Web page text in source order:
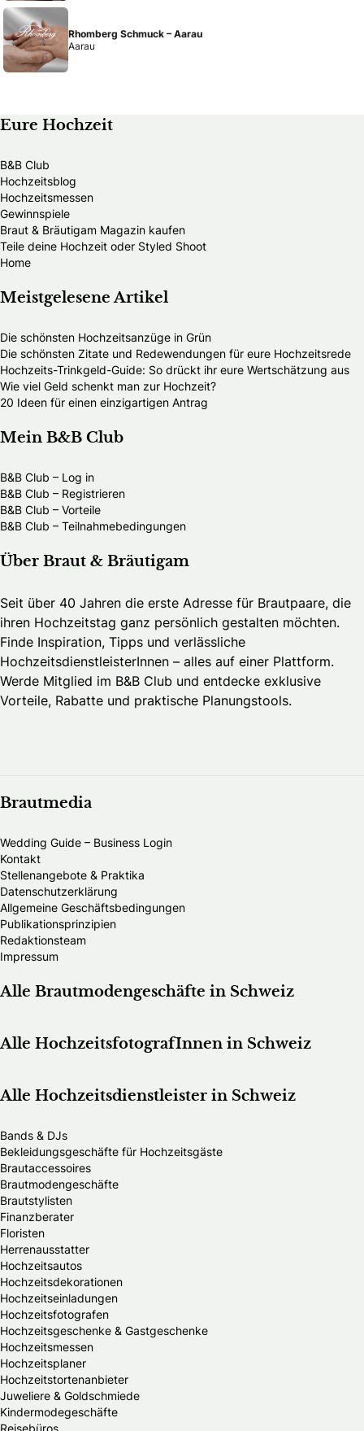
Rhomberg Schmuck – Aarau
Aarau
Eure Hochzeit
B&B Club
Hochzeitsblog
Hochzeitsmessen
Gewinnspiele
Braut & Bräutigam Magazin kaufen
Teile deine Hochzeit oder Styled Shoot
Home
Meistgelesene Artikel
Die schönsten Hochzeitsanzüge in Grün
Die schönsten Zitate und Redewendungen für eure Hochzeitsrede
Hochzeits-Trinkgeld-Guide: So drückt ihr eure Wertschätzung aus
Wie viel Geld schenkt man zur Hochzeit?
20 Ideen für einen einzigartigen Antrag
Mein B&B Club
B&B Club – Log in
B&B Club – Registrieren
B&B Club – Vorteile
B&B Club – Teilnahmebedingungen
Über Braut & Bräutigam
Seit über 40 Jahren die erste Adresse für Brautpaare, die
ihren Hochzeitstag ganz persönlich gestalten möchten.
Finde Inspiration, Tipps und verlässliche
HochzeitsdienstleisterInnen – alles auf einer Plattform.
Werde Mitglied im B&B Club und entdecke exklusive
Vorteile, Rabatte und praktische Planungstools.
Brautmedia
Wedding Guide – Business Login
Kontakt
Stellenangebote & Praktika
Datenschutzerklärung
Allgemeine Geschäftsbedingungen
Publikationsprinzipien
Redaktionsteam
Impressum
Alle Brautmodengeschäfte in Schweiz
Alle HochzeitsfotografInnen in Schweiz
Alle Hochzeitsdienstleister in Schweiz
Bands & DJs
Bekleidungsgeschäfte für Hochzeitsgäste
Brautaccessoires
Brautmodengeschäfte
Brautstylisten
Finanzberater
Floristen
Herrenausstatter
Hochzeitsautos
Hochzeitsdekorationen
Hochzeitseinladungen
Hochzeitsfotografen
Hochzeitsgeschenke & Gastgeschenke
Hochzeitsmessen
Hochzeitsplaner
Hochzeitstortenanbieter
Juweliere & Goldschmiede
Kindermodegeschäfte